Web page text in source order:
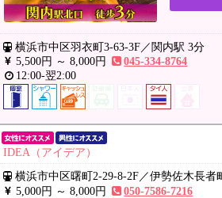
横浜市中区羽衣町3-63-3F／関内駅 3分
5,500円 ～8,000円
045-334-8764
12:00-翌2:00
IDEA（アイデア）
横浜市中区曙町2-29-8-2F／伊勢佐木長者
5,000円 ～8,000円
050-7586-7216